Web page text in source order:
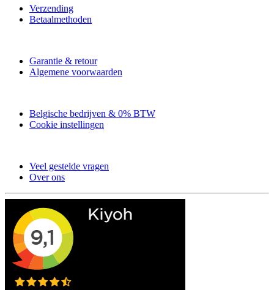
Verzending
Betaalmethoden
Garantie & retour
Algemene voorwaarden
Belgische bedrijven & 0% BTW
Cookie instellingen
Veel gestelde vragen
Over ons